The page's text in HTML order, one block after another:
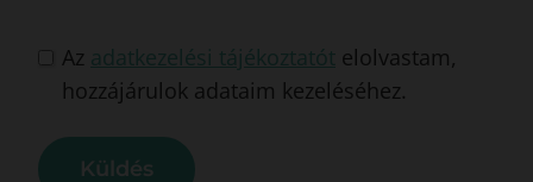
6
Az adatkezelési tájékoztatót elolvastam,
hozzájárulok adataim kezeléséhez.
Küldés